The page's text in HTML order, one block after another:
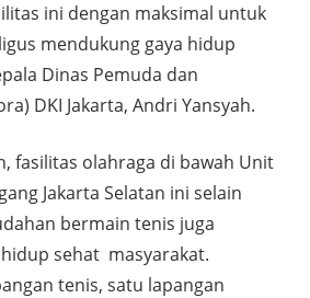
ini dengan maksimal untuk
mendukung gaya hidup
Dinas Pemuda dan
DKI Jakarta, Andri Yansyah.
fasilitas olahraga di bawah Unit
Jakarta Selatan ini selain
bermain tenis juga
sehat masyarakat.
tenis, satu lapangan